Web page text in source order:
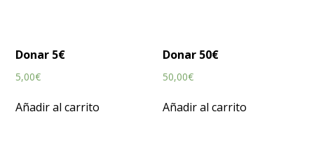
Donar 5€
5,00€
Añadir al carrito
Donar 50€
50,00€
Añadir al carrito